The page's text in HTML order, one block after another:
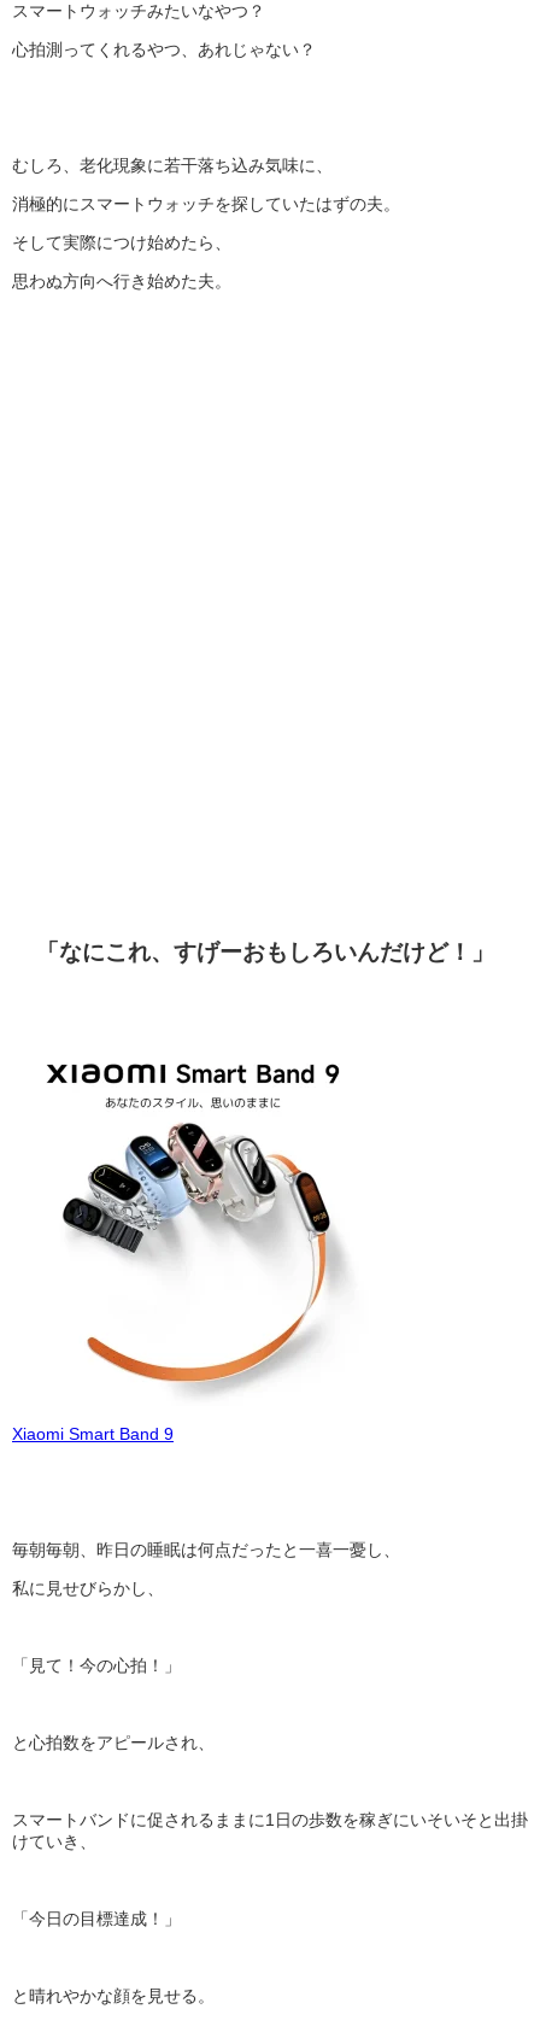
スマートウォッチみたいなやつ？
心拍測ってくれるやつ、あれじゃない？
むしろ、老化現象に若干落ち込み気味に、
消極的にスマートウォッチを探していたはずの夫。
そして実際につけ始めたら、
思わぬ方向へ行き始めた夫。
「なにこれ、すげーおもしろいんだけど！」
Xiaomi Smart Band 9
毎朝毎朝、昨日の睡眠は何点だったと一喜一憂し、
私に見せびらかし、
「見て！今の心拍！」
と心拍数をアピールされ、
スマートバンドに促されるままに1日の歩数を稼ぎにいそいそと出掛
けていき、
「今日の目標達成！」
と晴れやかな顔を見せる。